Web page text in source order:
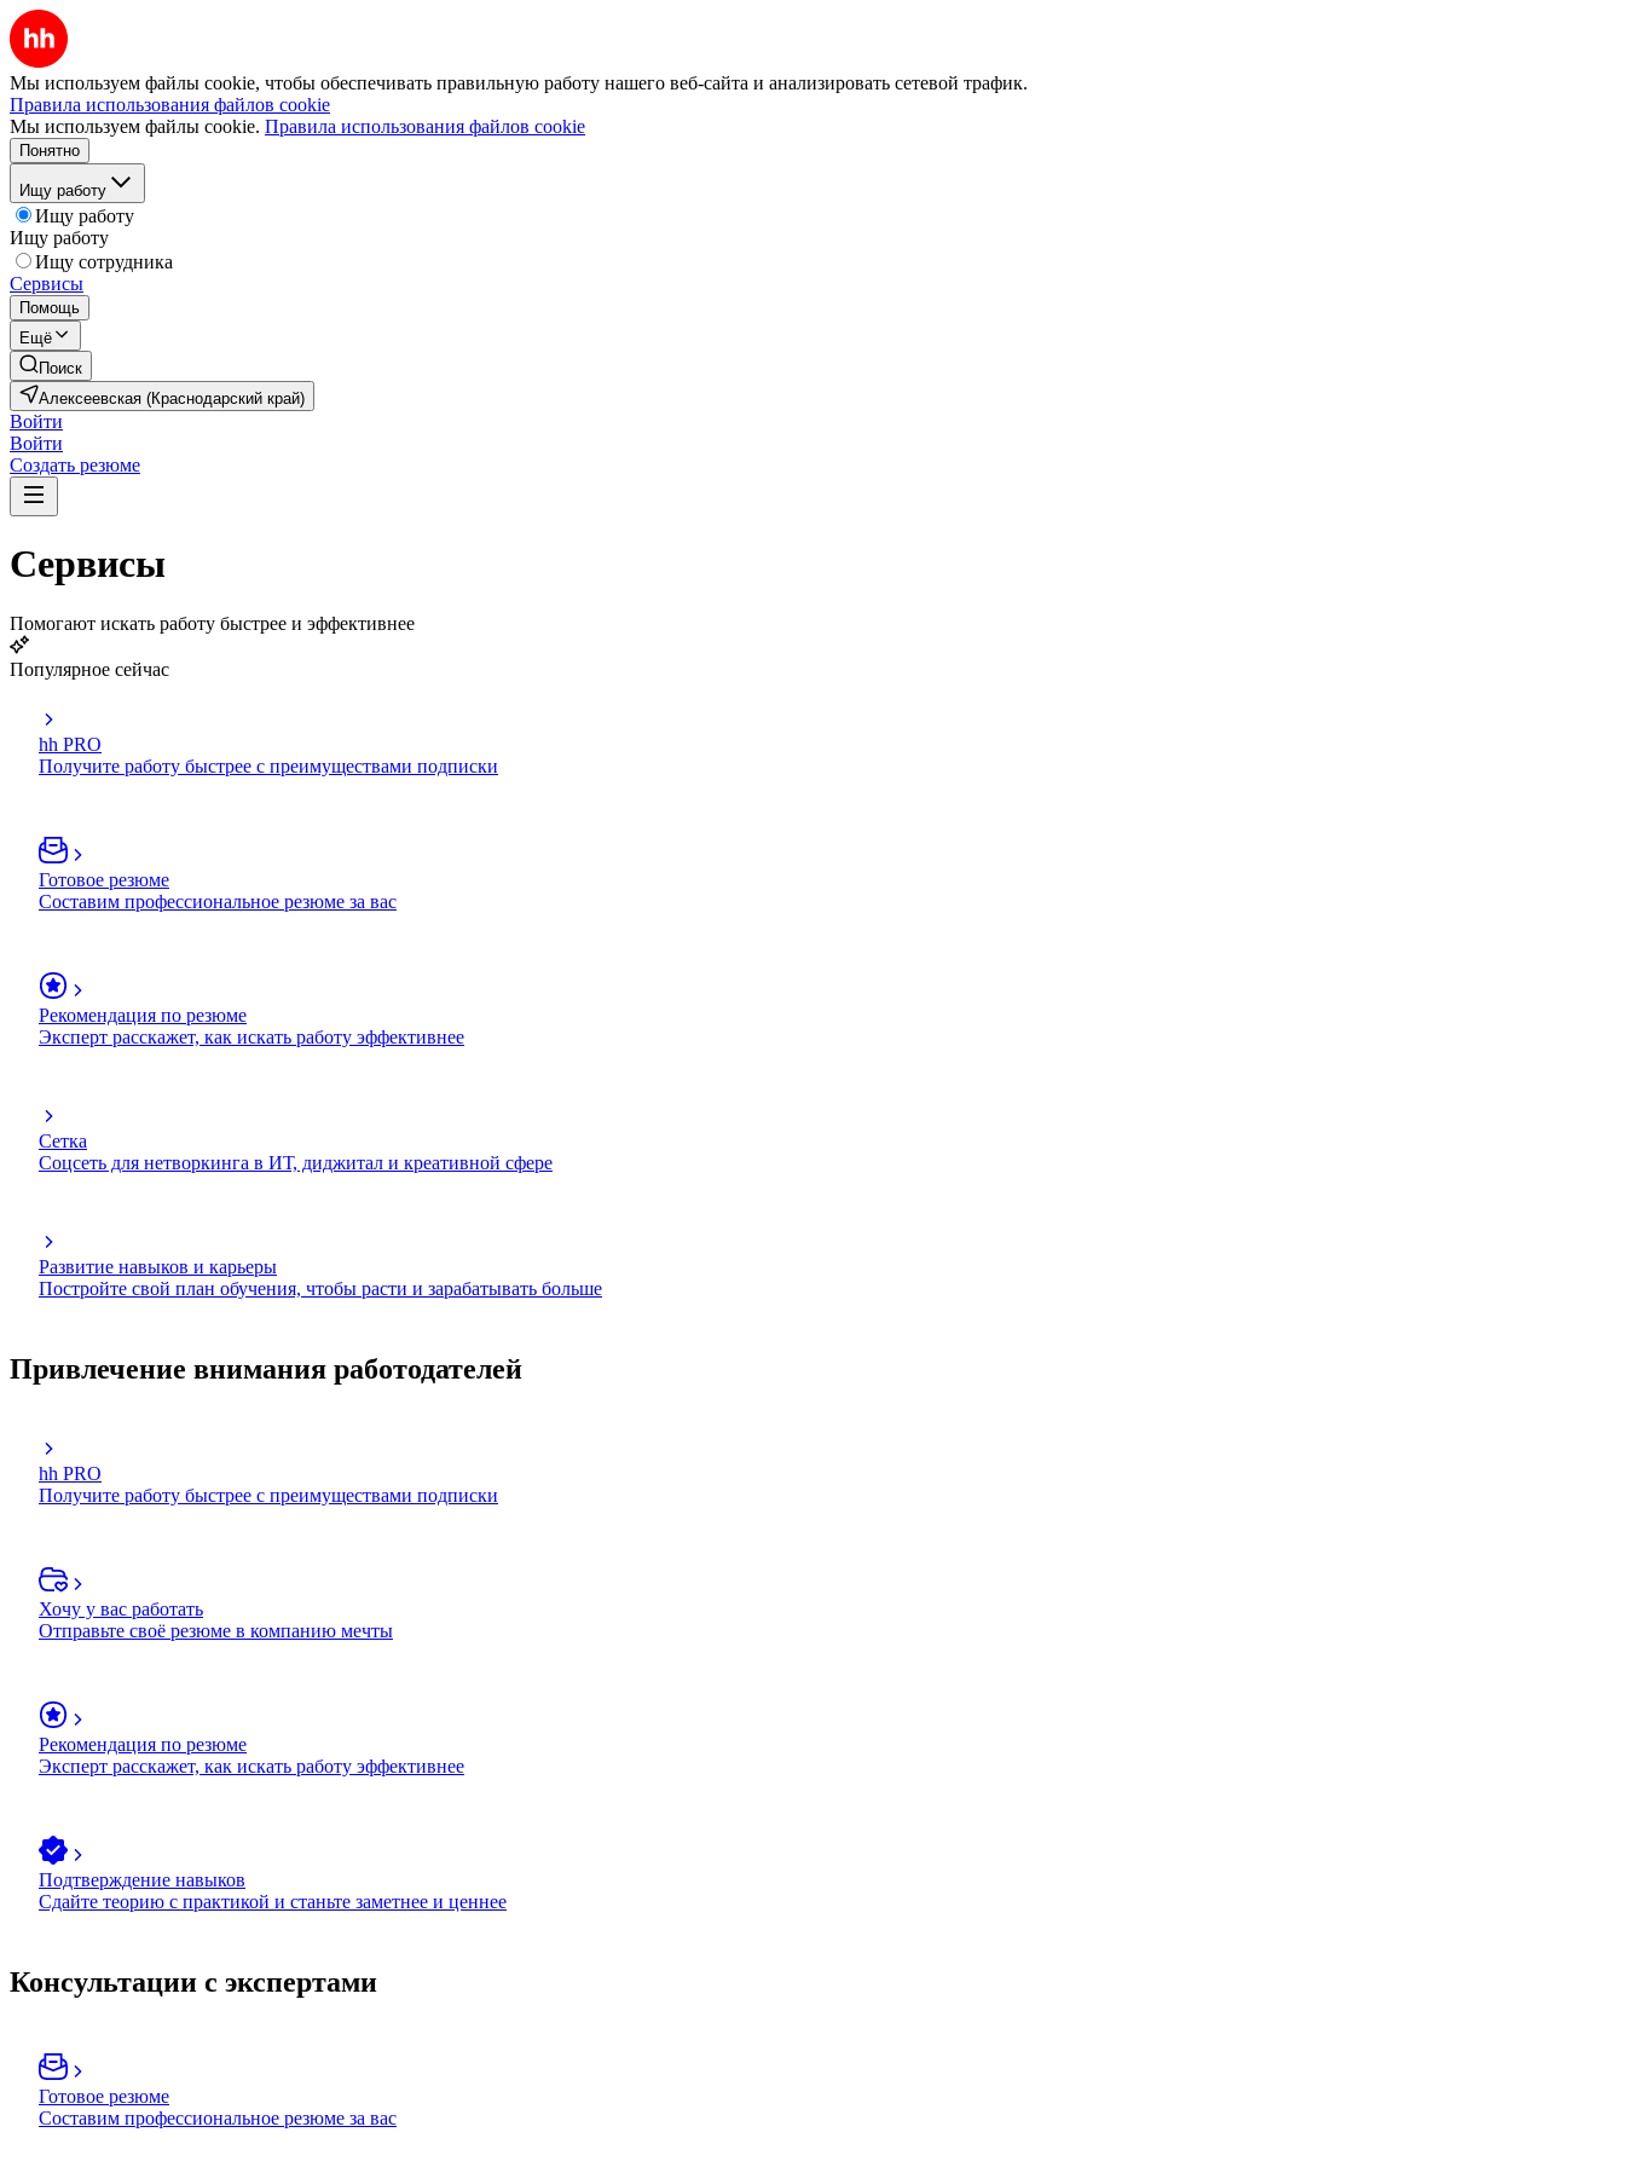
Мы используем файлы cookie, чтобы обеспечивать правильную работу нашего веб-сайта и анализировать сетевой трафик.
Правила использования файлов cookie
Мы используем файлы cookie. Правила использования файлов cookie
Понятно
Ищу работу
Ищу работу
Ищу работу
Ищу сотрудника
Сервисы
Помощь
Ещё
Поиск
Алексеевская (Краснодарский край)
Войти
Войти
Создать резюме
Сервисы
Помогают искать работу быстрее и эффективнее
Популярное сейчас
hh PRO
Получите работу быстрее с преимуществами подписки
Готовое резюме
Составим профессиональное резюме за вас
Рекомендация по резюме
Эксперт расскажет, как искать работу эффективнее
Сетка
Соцсеть для нетворкинга в ИТ, диджитал и креативной сфере
Развитие навыков и карьеры
Постройте свой план обучения, чтобы расти и зарабатывать больше
Привлечение внимания работодателей
hh PRO
Получите работу быстрее с преимуществами подписки
Хочу у вас работать
Отправьте своё резюме в компанию мечты
Рекомендация по резюме
Эксперт расскажет, как искать работу эффективнее
Подтверждение навыков
Сдайте теорию с практикой и станьте заметнее и ценнее
Консультации с экспертами
Готовое резюме
Составим профессиональное резюме за вас